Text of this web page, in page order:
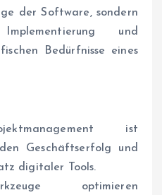
der Software, sondern
und
Bedürfnisse eines
ist
Geschäftserfolg und
digitaler Tools.
optimieren